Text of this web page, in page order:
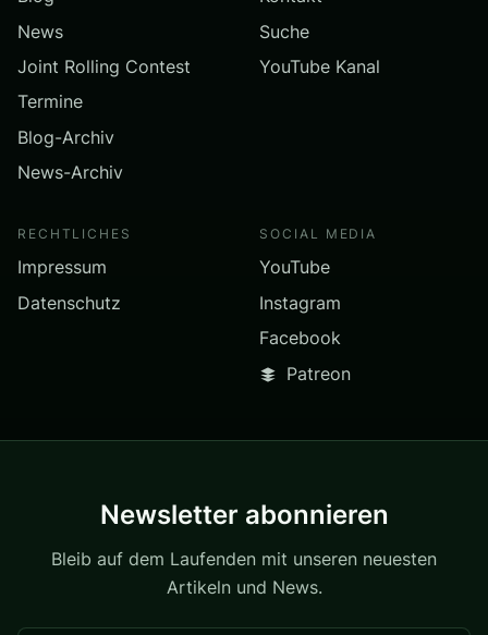
News
Joint Rolling Contest
Termine
Blog-Archiv
News-Archiv
Suche
YouTube Kanal
RECHTLICHES
Impressum
Datenschutz
SOCIAL MEDIA
YouTube
Instagram
Facebook
Patreon
Newsletter abonnieren
Bleib auf dem Laufenden mit unseren neuesten
Artikeln und News.